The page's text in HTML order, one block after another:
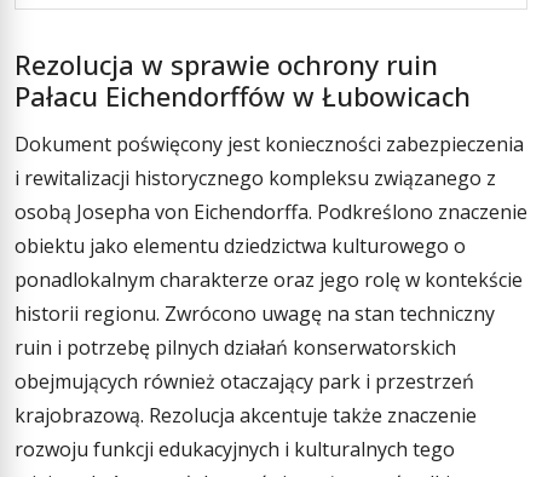
Rezolucja w sprawie ochrony ruin
Pałacu Eichendorffów w Łubowicach
Dokument poświęcony jest konieczności zabezpieczenia
i rewitalizacji historycznego kompleksu związanego z
osobą Josepha von Eichendorffa. Podkreślono znaczenie
obiektu jako elementu dziedzictwa kulturowego o
ponadlokalnym charakterze oraz jego rolę w kontekście
historii regionu. Zwrócono uwagę na stan techniczny
ruin i potrzebę pilnych działań konserwatorskich
obejmujących również otaczający park i przestrzeń
krajobrazową. Rezolucja akcentuje także znaczenie
rozwoju funkcji edukacyjnych i kulturalnych tego